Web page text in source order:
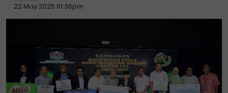
22 May 2025 01:36pm